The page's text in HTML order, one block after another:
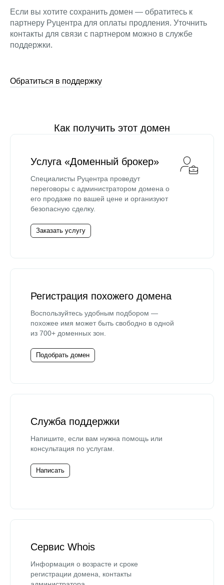
Если вы хотите сохранить домен — обратитесь к
партнеру Руцентра для оплаты продления. Уточнить
контакты для связи с партнером можно в службе
поддержки.
Обратиться в поддержку
Как получить этот домен
Услуга «Доменный брокер»
Специалисты Руцентра проведут
переговоры с администратором домена о
его продаже по вашей цене и организуют
безопасную сделку.
Заказать услугу
Регистрация похожего домена
Воспользуйтесь удобным подбором —
похожее имя может быть свободно в одной
из 700+ доменных зон.
Подобрать домен
Служба поддержки
Напишите, если вам нужна помощь или
консультация по услугам.
Написать
Сервис Whois
Информация о возрасте и сроке
регистрации домена, контакты